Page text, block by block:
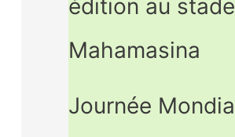
édition au
Mahamasina
Journée